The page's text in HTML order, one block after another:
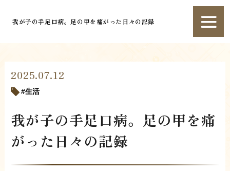
我が子の手足口病。足の甲を痛がった日々の記録
2025.07.12
生活
我が子の手足口病。足の甲を痛
がった日々の記録